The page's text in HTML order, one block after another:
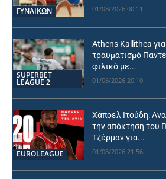
ΓΥΝΑΙΚΩΝ 01/08/2026 00:11
SUPERBET
LEAGUE 2
Athens Kallithea
τραυματισμό
φιλικό με...
01/08/2026 20:10
EUROLEAGUE
Χάποελ Ιτούδη:
την απόκτηση του
Τζέρμαν για...
01/08/2026 21:56